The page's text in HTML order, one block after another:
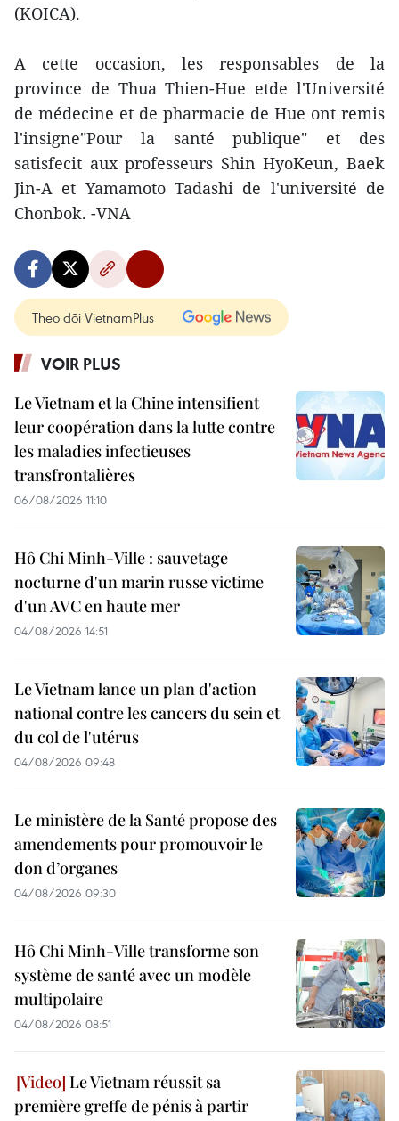
(KOICA).
A cette occasion, les responsables de la
province de Thua Thien-Hue etde l'Université
de médecine et de pharmacie de Hue ont remis
l'insigne"Pour la santé publique" et des
satisfecit aux professeurs Shin HyoKeun, Baek
Jin-A et Yamamoto Tadashi de l'université de
Chonbok. -VNA
Theo dõi VietnamPlus
VOIR PLUS
Le Vietnam et la Chine intensifient
leur coopération dans la lutte contre
les maladies infectieuses
transfrontalières
06/08/2026 11:10
Hô Chi Minh-Ville : sauvetage
nocturne d'un marin russe victime
d'un AVC en haute mer
04/08/2026 14:51
Le Vietnam lance un plan d'action
national contre les cancers du sein et
du col de l'utérus
04/08/2026 09:48
Le ministère de la Santé propose des
amendements pour promouvoir le
don d’organes
04/08/2026 09:30
Hô Chi Minh-Ville transforme son
système de santé avec un modèle
multipolaire
04/08/2026 08:51
Le Vietnam réussit sa
première greffe de pénis à partir